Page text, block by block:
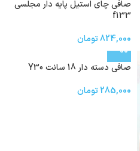
صافی چای استیل پایه دار مجلسی
f133
824,000تومان
صافي دسته دار 18 سانت Y30
285,000تومان